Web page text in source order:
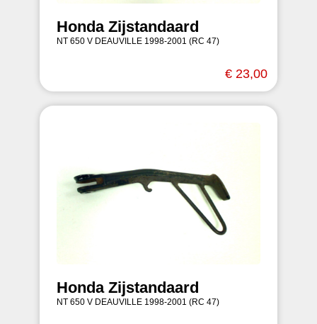
Honda Zijstandaard
NT 650 V DEAUVILLE 1998-2001 (RC 47)
€ 23,00
Honda Zijstandaard
NT 650 V DEAUVILLE 1998-2001 (RC 47)